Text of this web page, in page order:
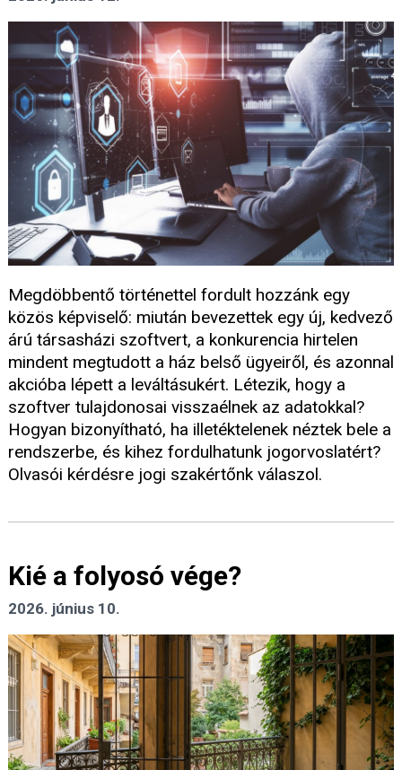
Megdöbbentő történettel fordult hozzánk egy
közös képviselő: miután bevezettek egy új, kedvező
árú társasházi szoftvert, a konkurencia hirtelen
mindent megtudott a ház belső ügyeiről, és azonnal
akcióba lépett a leváltásukért. Létezik, hogy a
szoftver tulajdonosai visszaélnek az adatokkal?
Hogyan bizonyítható, ha illetéktelenek néztek bele a
rendszerbe, és kihez fordulhatunk jogorvoslatért?
Olvasói kérdésre jogi szakértőnk válaszol.
Kié a folyosó vége?
2026. június 10.